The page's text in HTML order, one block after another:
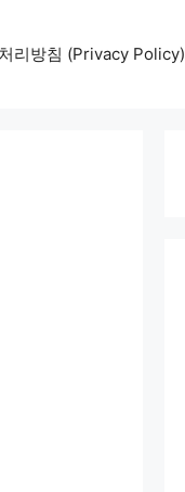
리방침 (Privacy Policy)